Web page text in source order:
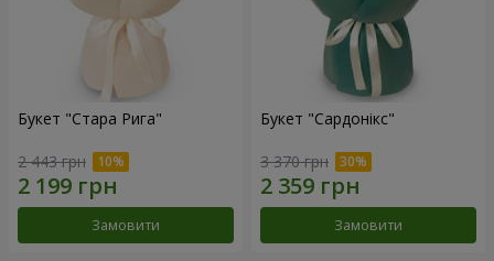
Букет "Стара Рига"
2 443 грн
Замовити
Букет "Сардонікс"
3 370 грн
Замовити